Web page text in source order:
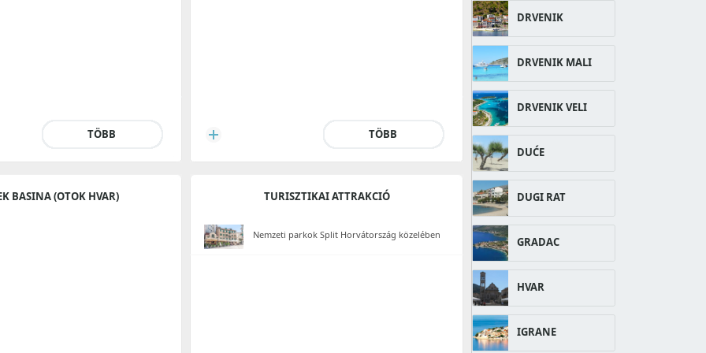
TÖBB
BASINA (OTOK HVAR)
TÖBB
TURISZTIKAI ATTRAKCIÓ
Nemzeti parkok Split Horvátország közelében
DRVENIK
DRVENIK MALI
DRVENIK VELI
DUĆE
DUGI RAT
GRADAC
HVAR
IGRANE